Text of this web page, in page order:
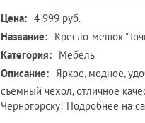
Цена: 4 999 руб.
Название: Кресло-мешок
Категория: Мебель
Описание: Яркое, модное,
съемный чехол, отличное
Черногорску! Подробнее на